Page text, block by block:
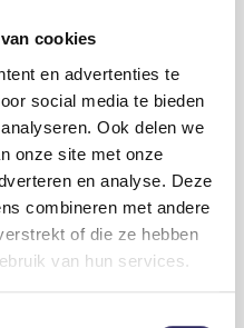
cookies
en advertenties te
social media te bieden
Ook delen we
onze site met onze
en analyse. Deze
combineren met andere
of die ze hebben
van hun services.